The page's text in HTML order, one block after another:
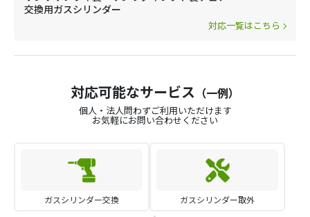
交換用ガスシリンダー
対応一覧はこちら
対応可能なサービス （一例）
個人・法人問わずご利用いただけます
お気軽にお問い合わせください
ガスシリンダー交換 ガスシリンダー取外